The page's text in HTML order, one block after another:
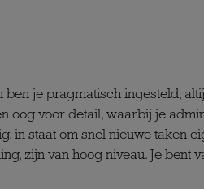
je pragmatisch ingesteld,
oog voor detail, waarbij je
in staat om snel nieuwe taken
zijn van hoog niveau. Je bent